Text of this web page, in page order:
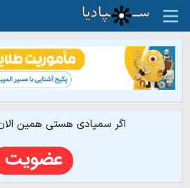
اگر سمپادی هستی همین